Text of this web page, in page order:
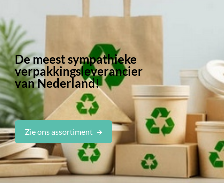
De meest sympathieke
verpakkingsleverancier
van Nederland!
Zie ons assortiment